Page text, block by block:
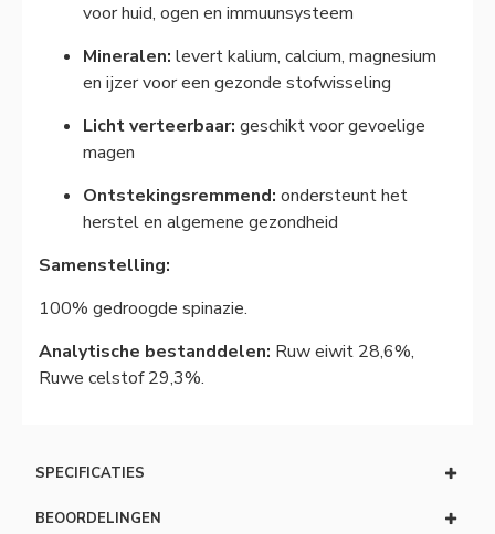
voor huid, ogen en immuunsysteem
Mineralen: levert kalium, calcium, magnesium
en ijzer voor een gezonde stofwisseling
Licht verteerbaar: geschikt voor gevoelige
magen
Ontstekingsremmend: ondersteunt het
herstel en algemene gezondheid
Samenstelling:
100% gedroogde spinazie.
Analytische bestanddelen: Ruw eiwit 28,6%,
Ruwe celstof 29,3%.
SPECIFICATIES
BEOORDELINGEN